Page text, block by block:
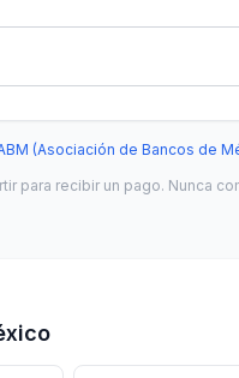
(Asociación de Bancos de
para recibir un pago. Nunca